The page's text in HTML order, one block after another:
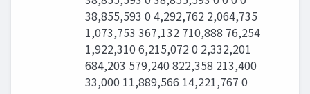
38,855,593 0 4,292,762 2,064,735
1,073,753 367,132 710,888 76,254
1,922,310 6,215,072 0 2,332,201
684,203 579,240 822,358 213,400
33,000 11,889,566 14,221,767 0